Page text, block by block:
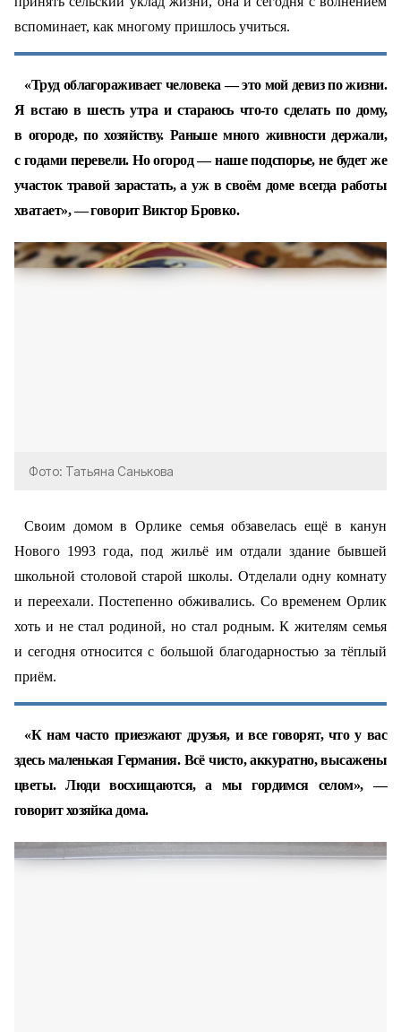
вспоминает, как многому пришлось учиться.
«Труд облагораживает человека — это мой девиз по жизни.
Я встаю в шесть утра и стараюсь что‑то сделать по дому,
в огороде, по хозяйству. Раньше много живности держали,
с годами перевели. Но огород — наше подспорье, не будет же
участок травой зарастать, а уж в своём доме всегда работы
хватает», — говорит Виктор Бровко.
Фото: Татьяна Санькова
Своим домом в Орлике семья обзавелась ещё в канун
Нового 1993 года, под жильё им отдали здание бывшей
школьной столовой старой школы. Отделали одну комнату
и переехали. Постепенно обживались. Со временем Орлик
хоть и не стал родиной, но стал родным. К жителям семья
и сегодня относится с большой благодарностью за тёплый
приём.
«К нам часто приезжают друзья, и все говорят, что у вас
здесь маленькая Германия. Всё чисто, аккуратно, высажены
цветы. Люди восхищаются, а мы гордимся селом», —
говорит хозяйка дома.